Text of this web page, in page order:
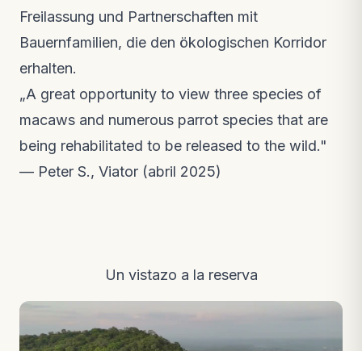
Freilassung und Partnerschaften mit
Bauernfamilien, die den ökologischen Korridor
erhalten.
„A great opportunity to view three species of
macaws and numerous parrot species that are
being rehabilitated to be released to the wild."
— Peter S., Viator (abril 2025)
Un vistazo a la reserva